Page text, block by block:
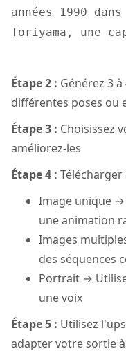
années 1990
Toriyama, une
Étape 2 : Générez 3
différentes poses ou
Étape 3 : Choisissez
améliorez-les
Étape 4 :
Image unique
une animation
Images
des séquences
Portrait →
une voix
Étape 5 : Utilisez
adapter votre sortie à